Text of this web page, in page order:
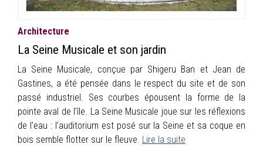
Architecture
La Seine Musicale et son jardin
La Seine Musicale, conçue par Shigeru Ban et Jean de
Gastines, a été pensée dans le respect du site et de son
passé industriel. Ses courbes épousent la forme de la
pointe aval de l’île. La Seine Musicale joue sur les réflexions
de l’eau : l’auditorium est posé sur la Seine et sa coque en
bois semble flotter sur le fleuve. Lire la suite